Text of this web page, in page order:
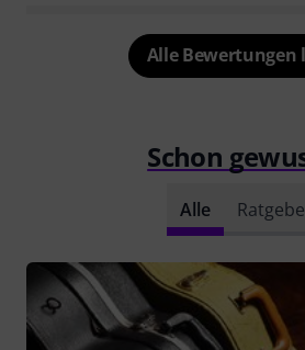
Alle Bewertungen
Schon
Alle